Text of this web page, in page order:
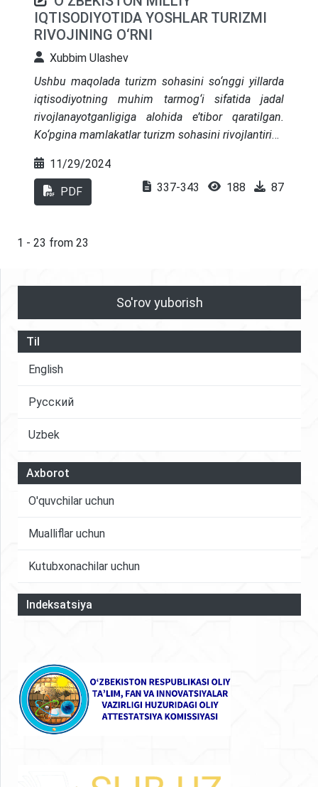
IQTISODIYOTIDA YOSHLAR TURIZMI
RIVOJINING O‘RNI
Xubbim Ulashev
Ushbu maqolada turizm sohasini so‘nggi yillarda
iqtisodiyotning muhim tarmog‘i sifatida jadal
rivojlanayotganligiga alohida e’tibor qaratilgan.
Ko‘pgina mamlakatlar turizm sohasini rivojlantirish
o‘zlarining milliy urf - odat va an’analarini saqlab
qolish, uni jahon hamjamiyatiga namoyon etish va
bu orqali o‘zaro do‘stona munosabatlarni
yoshlarning o‘rni sezilarli ekanligi muhokama
11/29/2024
PDF 337-343 188 87
1 - 23 from 23
So'rov yuborish
Til
English
Русский
Uzbek
Axborot
O'quvchilar uchun
Mualliflar uchun
Kutubxonachilar uchun
Indeksatsiya